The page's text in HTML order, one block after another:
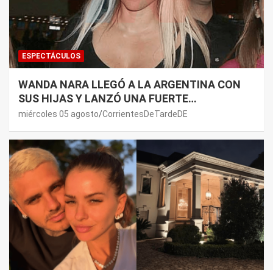
ESPECTÁCULOS
WANDA NARA LLEGÓ A LA ARGENTINA CON
SUS HIJAS Y LANZÓ UNA FUERTE
PREMONICIÓN SOBRE MAURO ICARDI
miércoles 05 agosto CorrientesDeTardeDE